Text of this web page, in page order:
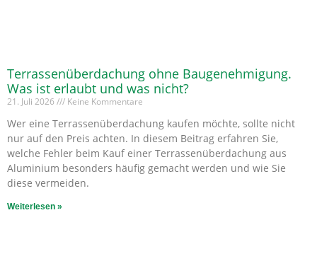
Terrassenüberdachung ohne Baugenehmigung.
Was ist erlaubt und was nicht?
21. Juli 2026 Keine Kommentare
Wer eine Terrassenüberdachung kaufen möchte, sollte nicht
nur auf den Preis achten. In diesem Beitrag erfahren Sie,
welche Fehler beim Kauf einer Terrassenüberdachung aus
Aluminium besonders häufig gemacht werden und wie Sie
diese vermeiden.
Weiterlesen »